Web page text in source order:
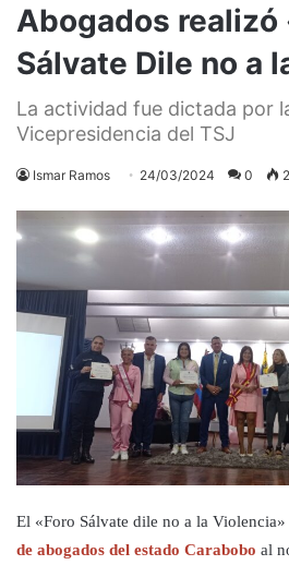
Abogados realizó
Sálvate Dile no a
La actividad fue dictada por
Vicepresidencia del TSJ
Ismar Ramos 24/03/2024 0
El «Foro Sálvate dile no a la
de abogados del estado Carabobo al